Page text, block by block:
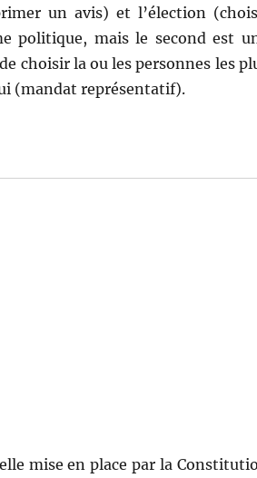
un avis) et l’élec­tion
poli­tique, mais le sec­ond est
choisir la ou les per­son­nes les
(man­dat représentatif).
mise en place par la